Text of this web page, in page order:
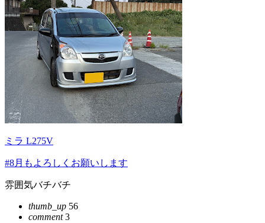
ミラ L275V
#8月もよろしくお願いします
雰囲気バチバチ
thumb_up 56
comment3